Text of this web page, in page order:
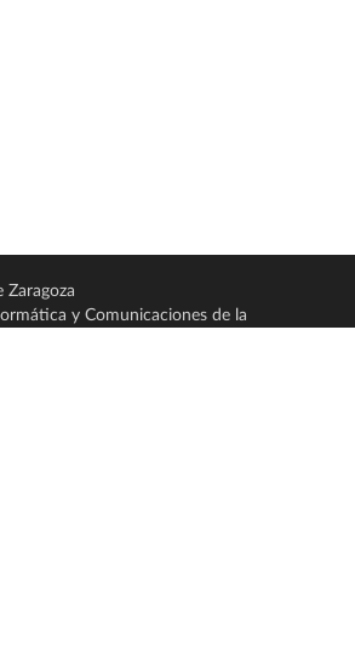
y Comunicaciones de la